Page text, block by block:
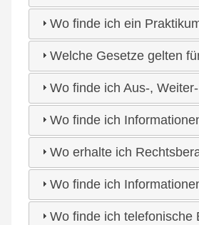
Wo finde ich ein
Welche Gesetze gelten
Wo finde ich Aus-,
Wo finde ich
Wo erhalte ich
Wo finde ich
Wo finde ich telefonische